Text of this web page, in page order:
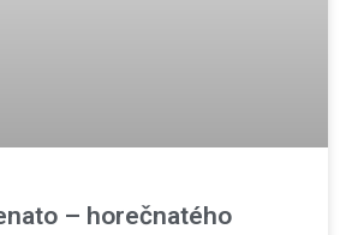
– horečnatého